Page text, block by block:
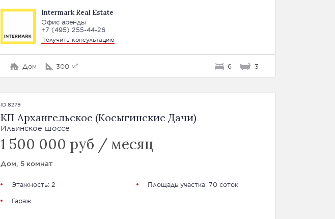
Intermark Real Estate
Офис аренды
+7 (495) 255-44-26
Получить консультацию
Дом 300 м² 6 3
ID 8279
КП Архангельское (Косыгинские Дачи)
Ильинское шоссе
1 500 000 руб / месяц
Дом, 5 комнат
Этажность: 2
Площадь участка: 70 соток
Гараж